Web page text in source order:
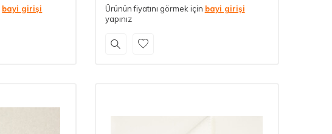
bayi girişi
Ürünün fiyatını görmek için bayi girişi
yapınız